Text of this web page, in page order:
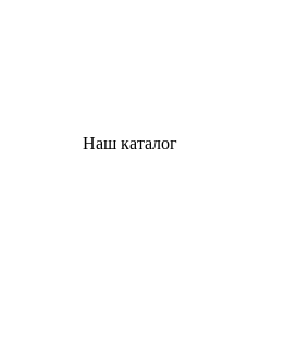
Наш каталог